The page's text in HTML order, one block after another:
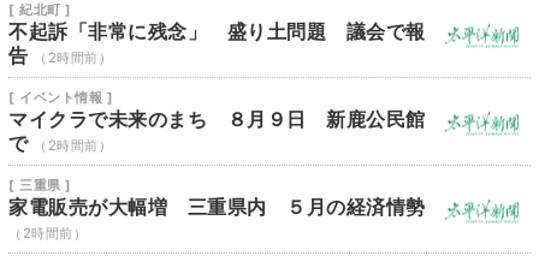
[ 紀北町 ]
不起訴「非常に残念」 盛り土問題 議会で報
告
（2時間前）
[ イベント情報 ]
マイクラで未来のまち ８月９日 新鹿公民館
で
（2時間前）
[ 三重県 ]
家電販売が大幅増 三重県内 ５月の経済情勢
（2時間前）